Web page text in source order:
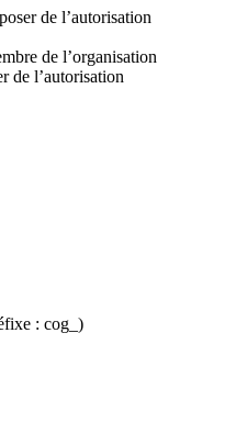
de l’autorisation
de l’organisation
de l’autorisation
: cog_)